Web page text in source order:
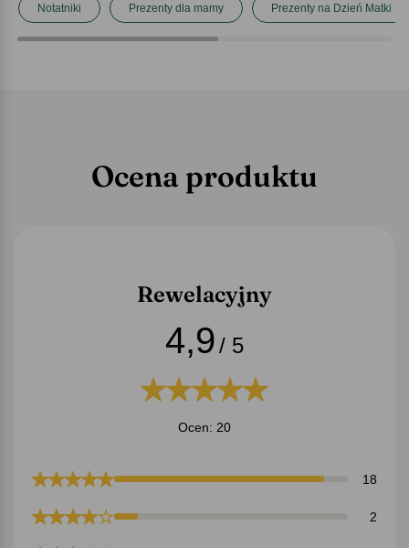
Notatniki Prezenty dla mamy Prezenty na Dzień Matki
Ocena produktu
Rewelacyjny
4,9/ 5
Ocen: 20
18
2